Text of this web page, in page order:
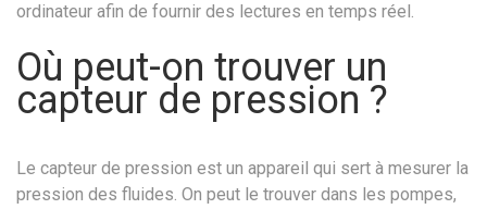
ordinateur afin de fournir des lectures en temps réel.
Où peut-on trouver un
capteur de pression ?
Le capteur de pression est un appareil qui sert à mesurer la
pression des fluides. On peut le trouver dans les pompes,